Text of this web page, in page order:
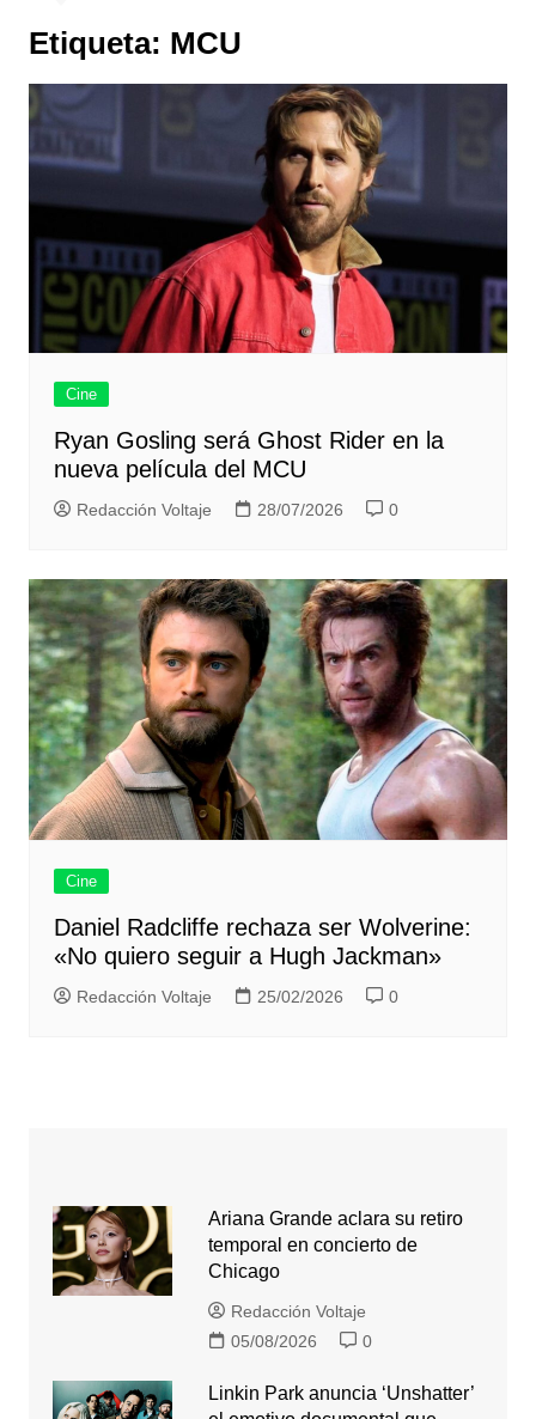
Etiqueta: MCU
Cine
Ryan Gosling será Ghost Rider en la
nueva película del MCU
Redacción Voltaje 28/07/2026 0
Cine
Daniel Radcliffe rechaza ser Wolverine:
«No quiero seguir a Hugh Jackman»
Redacción Voltaje 25/02/2026 0
Ariana Grande aclara su retiro
temporal en concierto de
Chicago
Redacción Voltaje
05/08/2026
0
Linkin Park anuncia ‘Unshatter’